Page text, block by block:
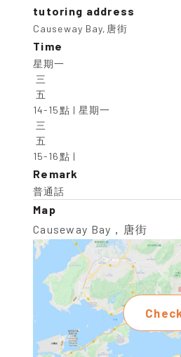
tutoring address
Causeway Bay,唐街
Time
星期一
14-15點 | 星期一
15-16點 |
Remark
普通話
Map
Causeway Bay，唐街